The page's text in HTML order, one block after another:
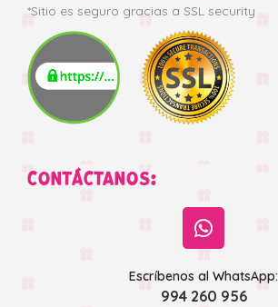
*Sitio es seguro gracias a SSL security
CONTÁCTANOS:
Escríbenos al WhatsApp:
994 260 956